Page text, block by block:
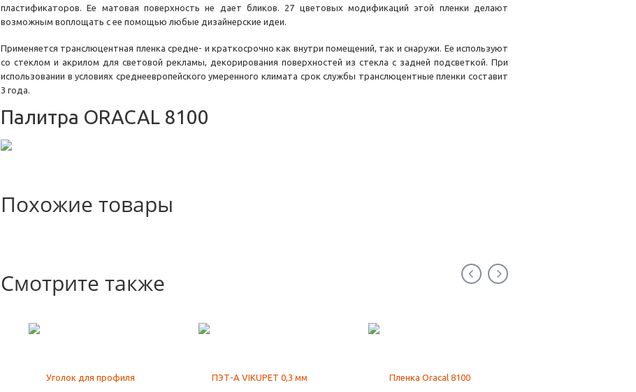
пластификаторов. Ее матовая поверхность не дает бликов. 27 цветовых модификаций этой пленки делают
возможным воплощать с ее помощью любые дизайнерские идеи.
Применяется транслюцентная пленка средне- и краткосрочно как внутри помещений, так и снаружи. Ее используют
со стеклом и акрилом для световой рекламы, декорирования поверхностей из стекла с задней подсветкой. При
использовании в условиях среднеевропейского умеренного климата срок службы транслюцентные пленки составит
3 года.
Палитра ORACAL 8100
Похожие товары
Смотрите также